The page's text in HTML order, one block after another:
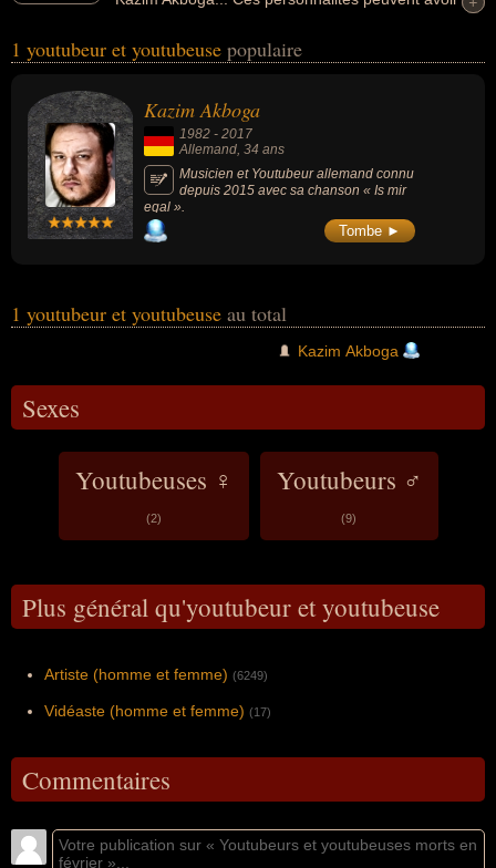
d'internet ou de la musique. Ces célébrités peuvent également
leurs nationalités au moment de leurs morts, ils peuvent avoir été
allemand par exemple.
1 youtubeur et youtubeuse populaire
Kazim Akboga
1982 - 2017
Allemand, 34 ans
Musicien et Youtubeur allemand connu
depuis 2015 avec sa chanson « Is mir
egal ».
Tombe ►
1 youtubeur et youtubeuse au total
Kazim Akboga
Sexes
Youtubeuses ♀
(2)
Youtubeurs ♂
(9)
Plus général qu'youtubeur et youtubeuse
Artiste (homme et femme) (6249)
Vidéaste (homme et femme) (17)
Commentaires